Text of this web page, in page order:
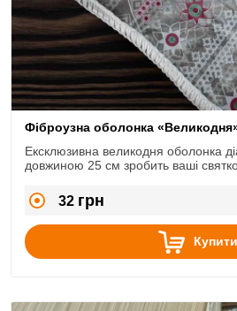
Фіброузна оболонка
Ексклюзивна великодня оболонка
довжиною 25 см зробить ваші
32 грн
Купити